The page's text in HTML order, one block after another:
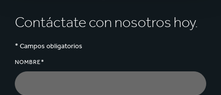
Contáctate con nosotros hoy.
* Campos obligatorios
NOMBRE*